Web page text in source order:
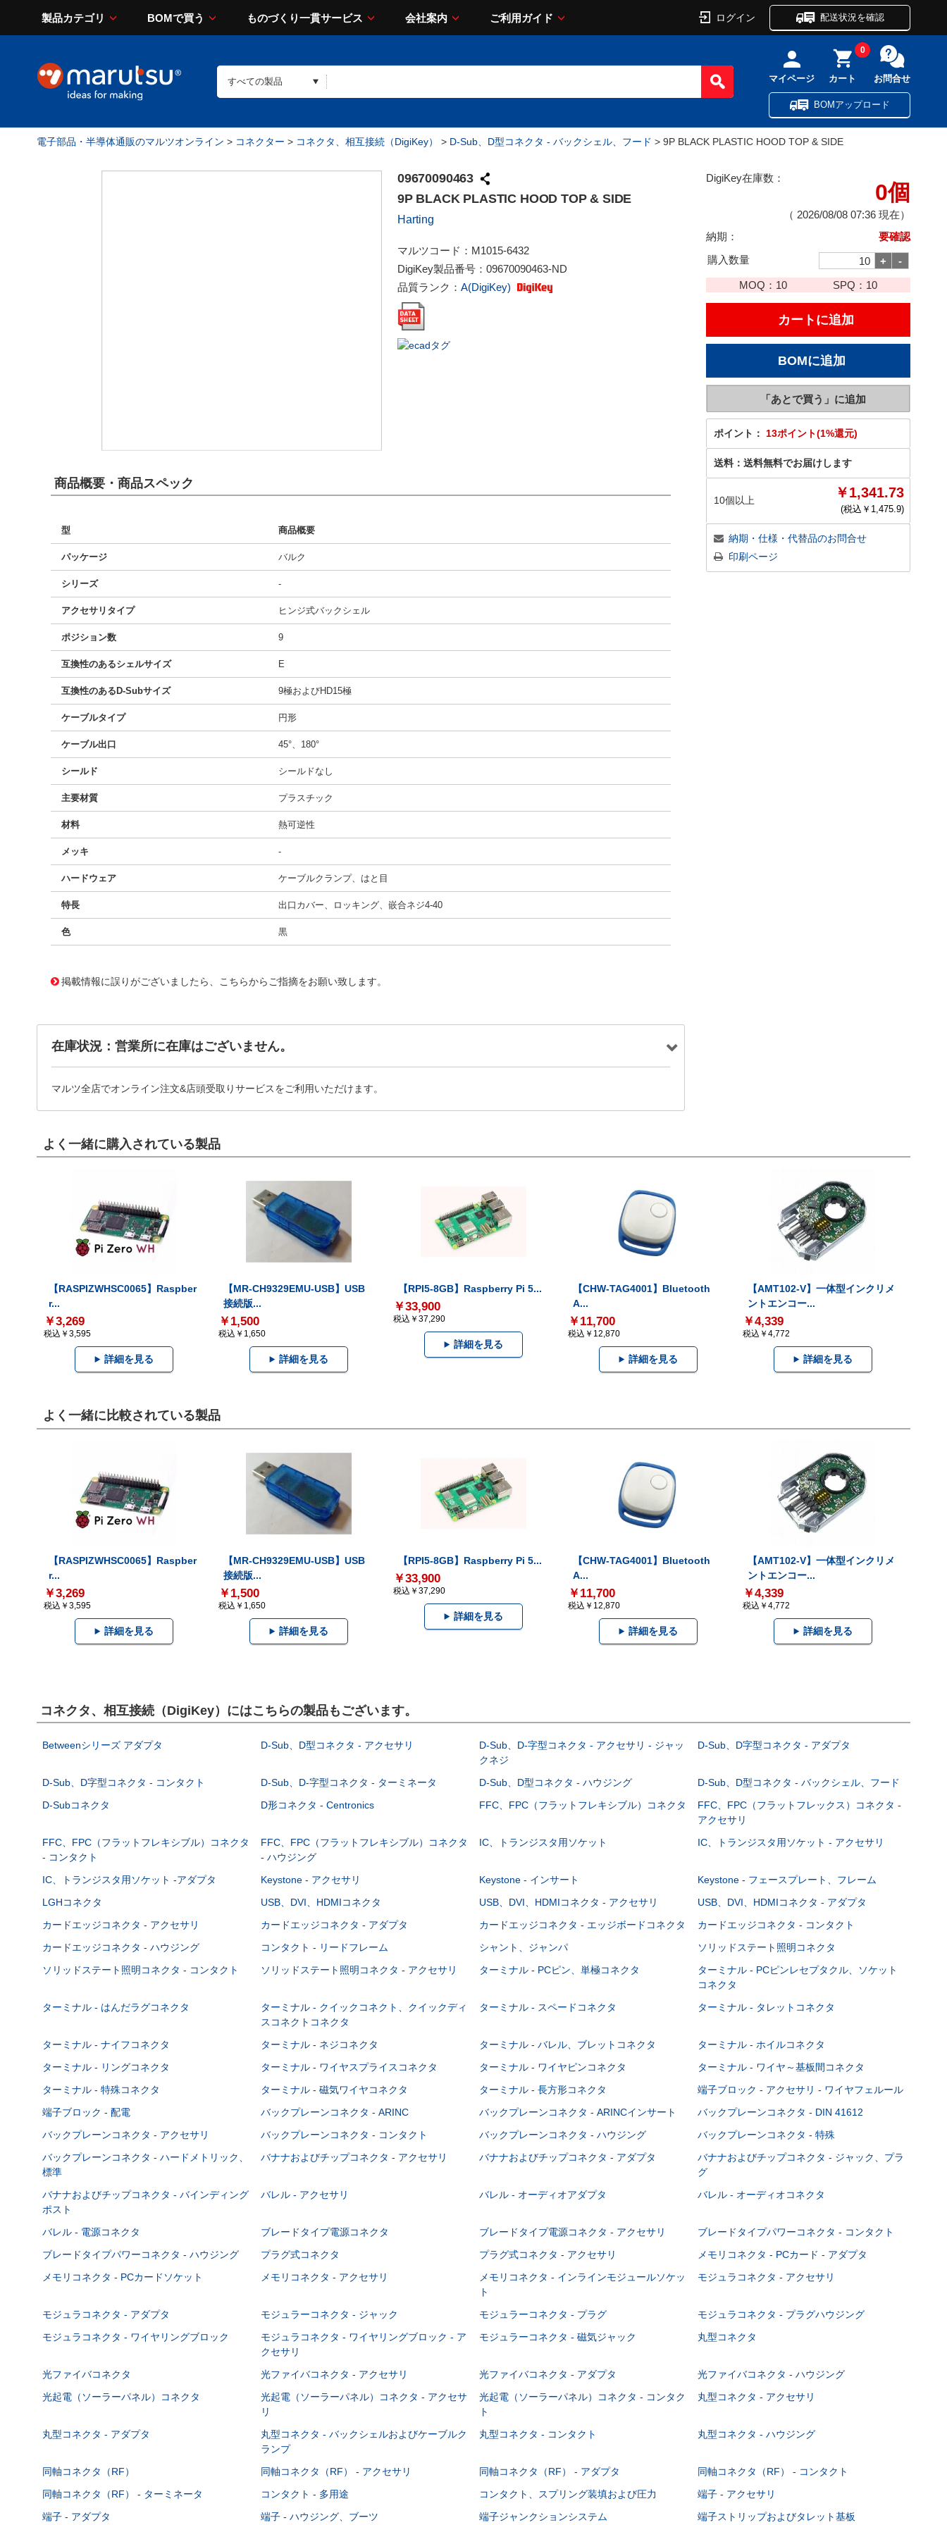
製品カテゴリ BOMで買う ものづくり一貫サービス 会社案内 ご利用ガイド ログイン 配送状況を確認
マイページ カート
0
お問合せ
BOMアップロード
電子部品・半導体通販のマルツオンライン > コネクター > コネクタ、相互接続（DigiKey） > D-Sub、D型コネクタ - バックシェル、フード > 9P BLACK PLASTIC HOOD TOP & SIDE
09670090463
9P BLACK PLASTIC HOOD TOP & SIDE
Harting
マルツコード： M1015-6432
DigiKey製品番号： 09670090463-ND
品質ランク： A(DigiKey)
DigiKey在庫数：
0個
（ 2026/08/08 07:36 現在）
納期：
要確認
購入数量
MOQ： 10 SPQ： 10
ポイント： 13ポイント(1%還元)
送料： 送料無料でお届けします
10個以上 ￥1,341.73
(税込￥ 1,475.9)
納期・仕様・代替品のお問合せ
印刷ページ
商品概要・商品スペック
型 商品概要
パッケージ バルク
シリーズ -
アクセサリタイプ ヒンジ式バックシェル
ポジション数 9
互換性のあるシェルサイズ E
互換性のあるD-Subサイズ 9極およびHD15極
ケーブルタイプ 円形
ケーブル出口 45°、180°
シールド シールドなし
主要材質 プラスチック
材料 熱可逆性
メッキ -
ハードウェア ケーブルクランプ、はと目
特長 出口カバー、ロッキング、嵌合ネジ4-40
色 黒
掲載情報に誤りがございましたら、こちらからご指摘をお願い致します。
在庫状況：営業所に在庫はございません。
マルツ全店でオンライン注文&店頭受取りサービスをご利用いただけます。
よく一緒に購入されている製品
【RASPIZWHSC0065】Raspber
r...
￥3,269
税込￥3,595
詳細を見る
【MR-CH9329EMU-USB】USB
接続版...
￥1,500
税込￥1,650
詳細を見る
【RPI5-8GB】Raspberry Pi 5...
￥33,900
税込￥37,290
詳細を見る
【CHW-TAG4001】Bluetooth
A...
￥11,700
税込￥12,870
詳細を見る
【AMT102-V】一体型インクリメ
ントエンコー...
￥4,339
税込￥4,772
詳細を見る
よく一緒に比較されている製品
【RASPIZWHSC0065】Raspber
r...
￥3,269
税込￥3,595
詳細を見る
【MR-CH9329EMU-USB】USB
接続版...
￥1,500
税込￥1,650
詳細を見る
【RPI5-8GB】Raspberry Pi 5...
￥33,900
税込￥37,290
詳細を見る
【CHW-TAG4001】Bluetooth
A...
￥11,700
税込￥12,870
詳細を見る
【AMT102-V】一体型インクリメ
ントエンコー...
￥4,339
税込￥4,772
詳細を見る
コネクタ、相互接続（DigiKey）にはこちらの製品もございます。
Betweenシリーズ アダプタ D-Sub、D型コネクタ - アクセサリ
D-Sub、D-字型コネクタ - アクセサリ - ジャッ
クネジ
D-Sub、D字型コネクタ - アダプタ
D-Sub、D字型コネクタ - コンタクト D-Sub、D-字型コネクタ - ターミネータ D-Sub、D型コネクタ - ハウジング
D-Sub、D型コネクタ - バックシェル、フード
D-Subコネクタ
D形コネクタ - Centronics FFC、FPC（フラットフレキシブル）コネクタ
FFC、FPC（フラットフレックス）コネクタ -
アクセサリ
FFC、FPC（フラットフレキシブル）コネクタ
- コンタクト
FFC、FPC（フラットフレキシブル）コネクタ
- ハウジング
IC、トランジスタ用ソケット IC、トランジスタ用ソケット - アクセサリ
IC、トランジスタ用ソケット -アダプタ Keystone - アクセサリ Keystone - インサート
Keystone - フェースプレート、フレーム
LGHコネクタ
USB、DVI、HDMIコネクタ USB、DVI、HDMIコネクタ - アクセサリ
USB、DVI、HDMIコネクタ - アダプタ
カードエッジコネクタ - アクセサリ
カードエッジコネクタ - アダプタ カードエッジコネクタ - エッジボードコネクタ
カードエッジコネクタ - コンタクト
カードエッジコネクタ - ハウジング
コンタクト - リードフレーム シャント、ジャンパ
ソリッドステート照明コネクタ
ソリッドステート照明コネクタ - コンタクト
ソリッドステート照明コネクタ - アクセサリ ターミナル - PCピン、単極コネクタ
ターミナル - PCピンレセプタクル、ソケット
コネクタ
ターミナル - はんだラグコネクタ
ターミナル - クイックコネクト、クイックディ
スコネクトコネクタ
ターミナル - スペードコネクタ ターミナル - タレットコネクタ
ターミナル - ナイフコネクタ ターミナル - ネジコネクタ ターミナル - バレル、ブレットコネクタ
ターミナル - ホイルコネクタ
ターミナル - リングコネクタ
ターミナル - ワイヤスプライスコネクタ ターミナル - ワイヤピンコネクタ
ターミナル - ワイヤ～基板間コネクタ
ターミナル - 特殊コネクタ
ターミナル - 磁気ワイヤコネクタ ターミナル - 長方形コネクタ
端子ブロック - アクセサリ - ワイヤフェルール
端子ブロック - 配電
バックプレーンコネクタ - ARINC バックプレーンコネクタ - ARINCインサート
バックプレーンコネクタ - DIN 41612
バックプレーンコネクタ - アクセサリ
バックプレーンコネクタ - コンタクト バックプレーンコネクタ - ハウジング
バックプレーンコネクタ - 特殊
バックプレーンコネクタ - ハードメトリック、
標準
バナナおよびチップコネクタ - アクセサリ バナナおよびチップコネクタ - アダプタ
バナナおよびチップコネクタ - ジャック、プラ
グ
バナナおよびチップコネクタ - バインディング
ポスト
バレル - アクセサリ バレル - オーディオアダプタ バレル - オーディオコネクタ
バレル - 電源コネクタ ブレードタイプ電源コネクタ ブレードタイプ電源コネクタ - アクセサリ
ブレードタイプパワーコネクタ - コンタクト
ブレードタイプパワーコネクタ - ハウジング
プラグ式コネクタ プラグ式コネクタ - アクセサリ
メモリコネクタ - PCカード - アダプタ
メモリコネクタ - PCカードソケット
メモリコネクタ - アクセサリ
メモリコネクタ - インラインモジュールソケッ
ト
モジュラコネクタ - アクセサリ
モジュラコネクタ - アダプタ モジュラーコネクタ - ジャック モジュラーコネクタ - プラグ
モジュラコネクタ - プラグハウジング
モジュラコネクタ - ワイヤリングブロック
モジュラコネクタ - ワイヤリングブロック - ア
クセサリ
モジュラーコネクタ - 磁気ジャック 丸型コネクタ
光ファイバコネクタ 光ファイバコネクタ - アクセサリ 光ファイバコネクタ - アダプタ
光ファイバコネクタ - ハウジング
光起電（ソーラーパネル）コネクタ
光起電（ソーラーパネル）コネクタ - アクセサ
リ
光起電（ソーラーパネル）コネクタ - コンタク
ト
丸型コネクタ - アクセサリ
丸型コネクタ - アダプタ
丸型コネクタ - バックシェルおよびケーブルク
ランプ
丸型コネクタ - コンタクト 丸型コネクタ - ハウジング
同軸コネクタ（RF） 同軸コネクタ（RF） - アクセサリ 同軸コネクタ（RF） - アダプタ
同軸コネクタ（RF） - コンタクト
同軸コネクタ（RF） - ターミネータ
コンタクト - 多用途 コンタクト、スプリング装填および圧力
端子 - アクセサリ
端子 - アダプタ
端子 - ハウジング、ブーツ 端子ジャンクションシステム 端子ストリップおよびタレット基板